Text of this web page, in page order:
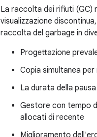
La raccolta dei rifiuti (GC)
visualizzazione
raccolta del garbage in
Progettazione
Copia simultanea
La durata della
Gestore con tempo
allocati di recente
Miglioramento